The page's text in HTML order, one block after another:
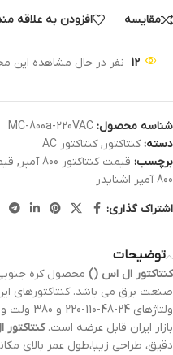
مقایسه
افزودن به علاقه
12 نفر در حال مشاهده این
شناسه محصول: MC-800a-220VAC
دسته: کنتاکتور, کنتاکتور AC
برچسب: قیمت کنتاکتور 800 آمپر , قیمت
800 آمپر اشنایدر
اشتراک گذاری:
توضیحات
کنتاکتور ال اس () محصول کره جنوبی
ولتاژهای 24-48-110-220 و 380 ولت و فقط در سری متاسول
بازار ایران قابل عرضه است.
دقیق، طراحی زیبا،طول عمر بالای